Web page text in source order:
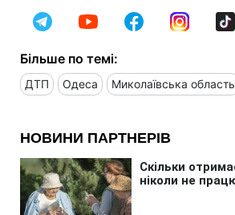
Більше по темі:
ДТП Одеса Миколаївська область